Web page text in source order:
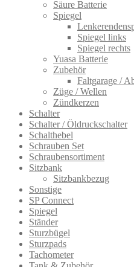
Säure Batterie
Spiegel
Spiegel links
Spiegel rechts
Yuasa Batterie
Zubehör
Faltgarage /
Züge / Wellen
Zündkerzen
Schalter
Schalter / Öldruckschalter
Schalthebel
Schrauben Set
Schraubensortiment
Sitzbank
Sitzbankbezug
Sonstige
SP Connect
Spiegel
Ständer
Sturzbügel
Sturzpads
Tachometer